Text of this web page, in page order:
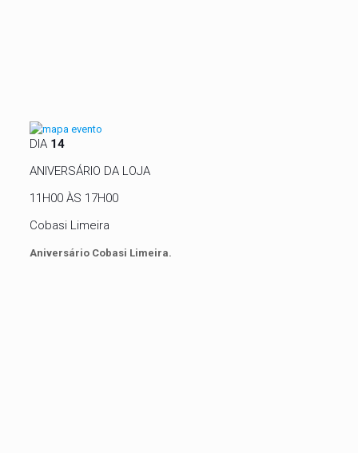
DIA 14
ANIVERSÁRIO DA LOJA
11H00 ÀS 17H00
Cobasi Limeira
Aniversário Cobasi Limeira.